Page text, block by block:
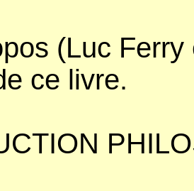
(Luc
ce livre.